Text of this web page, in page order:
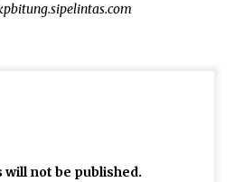
will not be published.